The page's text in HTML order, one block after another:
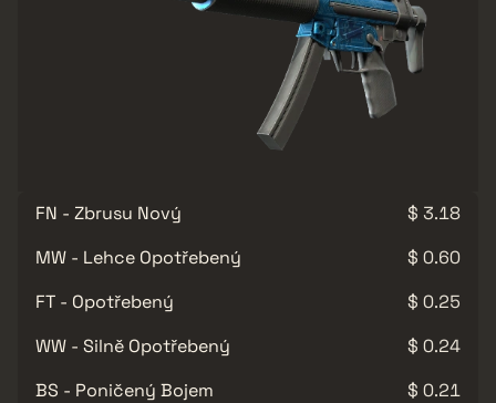
FN - Zbrusu Nový
$ 3.18
MW - Lehce Opotřebený
$ 0.60
FT - Opotřebený
$ 0.25
WW - Silně Opotřebený
$ 0.24
BS - Poničený Bojem
$ 0.21